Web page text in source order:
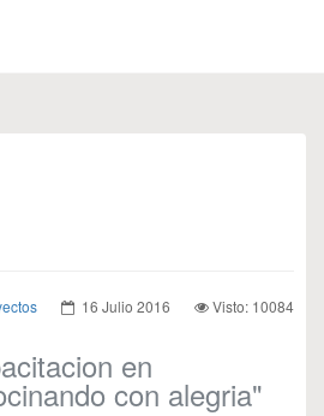
16 Julio 2016
Visto: 10084
en
con alegria"